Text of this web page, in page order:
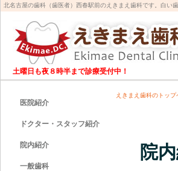
北名古屋の歯科（歯医者）西春駅前のえきまえ歯科です。白い
土曜日も夜８時半まで診療受付中！
えきまえ歯科のトップ
院
医院紹介
ドクター・スタッフ紹介
院内紹介
一般歯科